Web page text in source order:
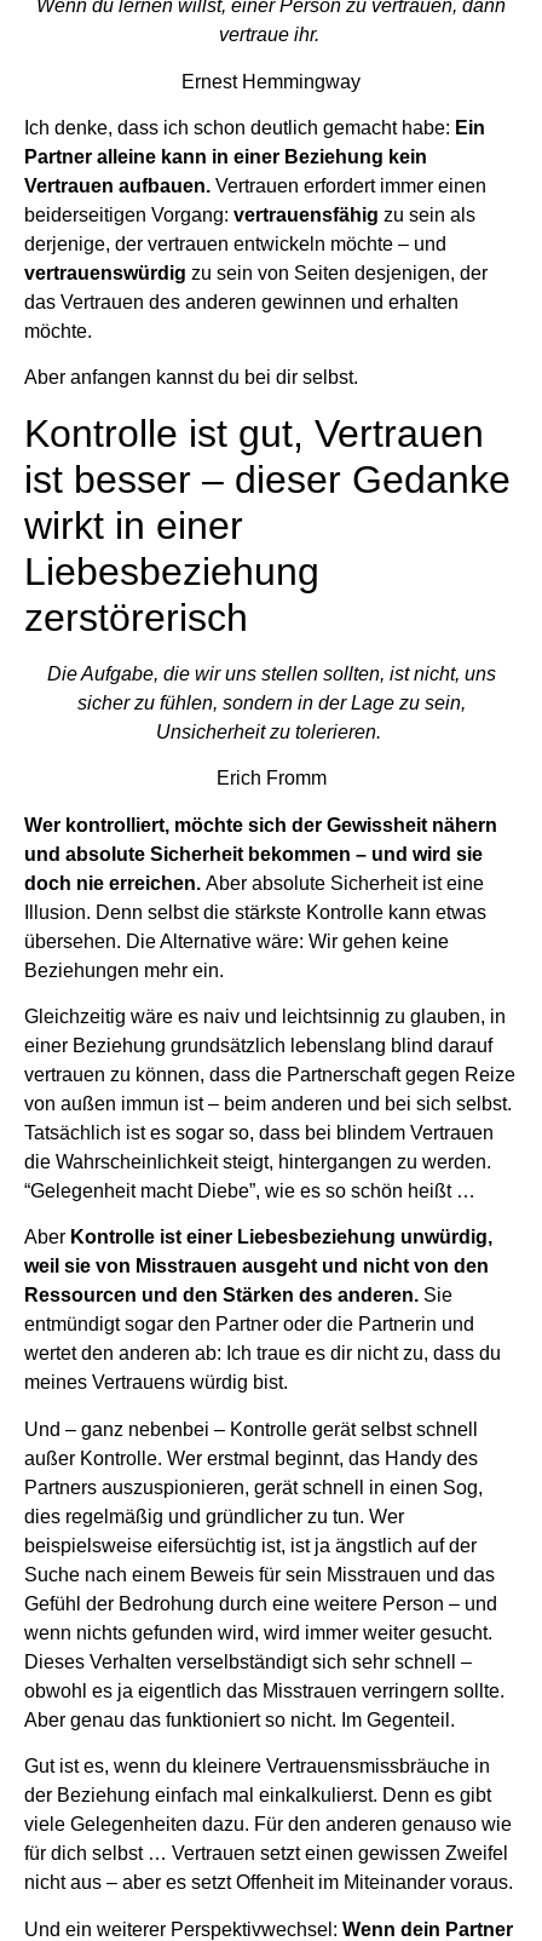
Wenn du lernen willst, einer Person zu vertrauen, dann
vertraue ihr.
Ernest Hemmingway
Ich denke, dass ich schon deutlich gemacht habe: Ein
Partner alleine kann in einer Beziehung kein
Vertrauen aufbauen. Vertrauen erfordert immer einen
beiderseitigen Vorgang: vertrauensfähig zu sein als
derjenige, der vertrauen entwickeln möchte – und
vertrauenswürdig zu sein von Seiten desjenigen, der
das Vertrauen des anderen gewinnen und erhalten
möchte.
Aber anfangen kannst du bei dir selbst.
Kontrolle ist gut, Vertrauen
ist besser – dieser Gedanke
wirkt in einer
Liebesbeziehung
zerstörerisch
Die Aufgabe, die wir uns stellen sollten, ist nicht, uns
sicher zu fühlen, sondern in der Lage zu sein,
Unsicherheit zu tolerieren.
Erich Fromm
Wer kontrolliert, möchte sich der Gewissheit nähern
und absolute Sicherheit bekommen – und wird sie
doch nie erreichen. Aber absolute Sicherheit ist eine
Illusion. Denn selbst die stärkste Kontrolle kann etwas
übersehen. Die Alternative wäre: Wir gehen keine
Beziehungen mehr ein.
Gleichzeitig wäre es naiv und leichtsinnig zu glauben, in
einer Beziehung grundsätzlich lebenslang blind darauf
vertrauen zu können, dass die Partnerschaft gegen Reize
von außen immun ist – beim anderen und bei sich selbst.
Tatsächlich ist es sogar so, dass bei blindem Vertrauen
die Wahrscheinlichkeit steigt, hintergangen zu werden.
“Gelegenheit macht Diebe”, wie es so schön heißt …
Aber Kontrolle ist einer Liebesbeziehung unwürdig,
weil sie von Misstrauen ausgeht und nicht von den
Ressourcen und den Stärken des anderen. Sie
entmündigt sogar den Partner oder die Partnerin und
wertet den anderen ab: Ich traue es dir nicht zu, dass du
meines Vertrauens würdig bist.
Und – ganz nebenbei – Kontrolle gerät selbst schnell
außer Kontrolle. Wer erstmal beginnt, das Handy des
Partners auszuspionieren, gerät schnell in einen Sog,
dies regelmäßig und gründlicher zu tun. Wer
beispielsweise eifersüchtig ist, ist ja ängstlich auf der
Suche nach einem Beweis für sein Misstrauen und das
Gefühl der Bedrohung durch eine weitere Person – und
wenn nichts gefunden wird, wird immer weiter gesucht.
Dieses Verhalten verselbständigt sich sehr schnell –
obwohl es ja eigentlich das Misstrauen verringern sollte.
Aber genau das funktioniert so nicht. Im Gegenteil.
Gut ist es, wenn du kleinere Vertrauensmissbräuche in
der Beziehung einfach mal einkalkulierst. Denn es gibt
viele Gelegenheiten dazu. Für den anderen genauso wie
für dich selbst … Vertrauen setzt einen gewissen Zweifel
nicht aus – aber es setzt Offenheit im Miteinander voraus.
Und ein weiterer Perspektivwechsel: Wenn dein Partner